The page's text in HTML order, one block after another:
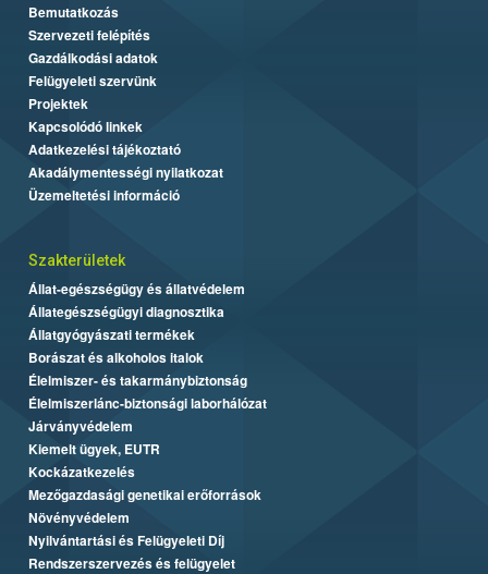
Bemutatkozás
Szervezeti felépítés
Gazdálkodási adatok
Felügyeleti szervünk
Projektek
Kapcsolódó linkek
Adatkezelési tájékoztató
Akadálymentességi nyilatkozat
Üzemeltetési információ
Szakterületek
Állat-egészségügy és állatvédelem
Állategészségügyi diagnosztika
Állatgyógyászati termékek
Borászat és alkoholos italok
Élelmiszer- és takarmánybiztonság
Élelmiszerlánc-biztonsági laborhálózat
Járványvédelem
Kiemelt ügyek, EUTR
Kockázatkezelés
Mezőgazdasági genetikai erőforrások
Növényvédelem
Nyilvántartási és Felügyeleti Díj
Rendszerszervezés és felügyelet